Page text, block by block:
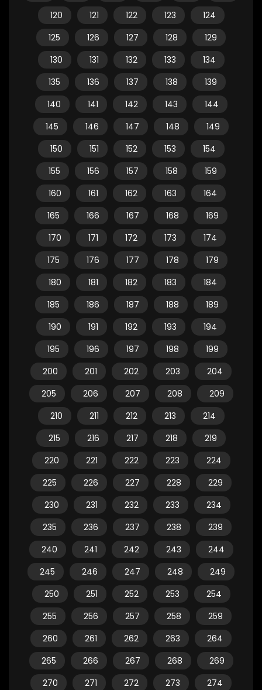
120
121 122 123
124
125
126 127 128
129
130
131 132 133
134
135
136 137 138
139
140
141 142 143
144
145
146 147 148
149
150
151 152 153
154
155
156 157 158
159
160
161 162 163
164
165
166 167 168
169
170
171 172 173
174
175
176 177 178
179
180
181 182 183
184
185
186 187 188
189
190
191 192 193
194
195
196 197 198
199
200
201 202 203
204
205
206 207 208
209
210
211 212 213
214
215
216 217 218
219
220
221 222 223
224
225
226 227 228
229
230
231 232 233
234
235
236 237 238
239
240
241 242 243
244
245
246 247 248
249
250
251 252 253
254
255
256 257 258
259
260
261 262 263
264
265
266 267 268
269
270
271 272 273
274